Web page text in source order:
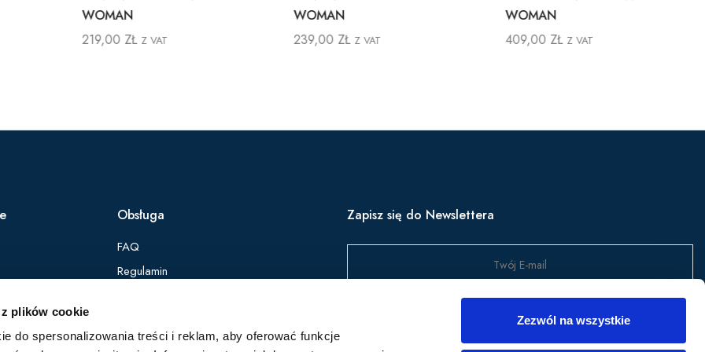
plików cookie
do spersonalizowania treści i reklam, aby oferować funkcje
Zezwól na wszystkie
WOMAN
219,00 ZŁ Z VAT
WOMAN
239,00 ZŁ Z VAT
WOMAN
409,00 ZŁ Z VAT
Obsługa
FAQ
Regulamin
Zapisz się do Newslettera
Zapisz się, aby być na bieżąco z nowościami w produktach,